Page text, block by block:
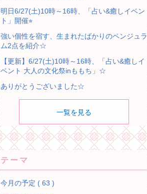
明日6/27(土)10時～16時、「占い&癒しイベン
ト」開催⭐︎
強い個性を宿す、生まれたばかりのペンジュラ
ム2点を紹介☆
【更新】6/27(土)10時～16時、「占い&癒しイ
ベント 大人の文化祭inももち」☆
ありがとうございました☆
一覧を見る
テーマ
今月の予定 ( 63 )